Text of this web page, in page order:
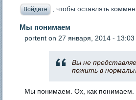
Войдите , чтобы оставлять
Мы понимаем
portent on 27 января, 2014 - 13:03
Вы не
пожить в
Мы понимаем. Ох, как понимаем.